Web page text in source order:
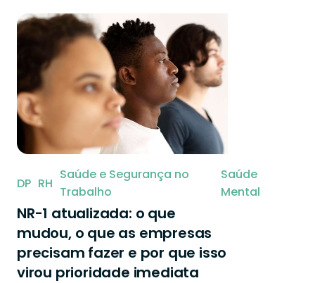
DP RH
Saúde e Segurança no
Trabalho
Saúde
Mental
NR-1 atualizada: o que
mudou, o que as empresas
precisam fazer e por que isso
virou prioridade imediata